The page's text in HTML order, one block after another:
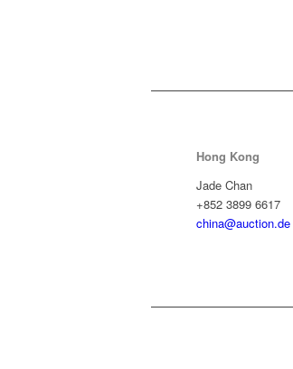
Hong Kong
Jade Chan
+852 3899 6617
china@auction.de